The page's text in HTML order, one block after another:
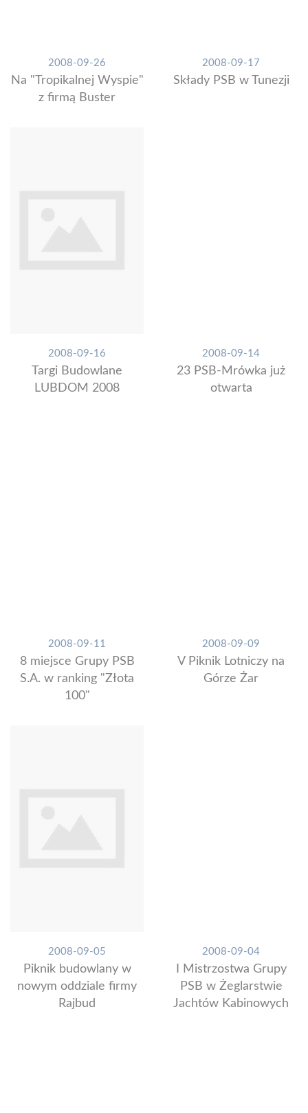
2008-09-26
Na "Tropikalnej Wyspie"
z firmą Buster
2008-09-17
Składy PSB w Tunezji
2008-09-16
Targi Budowlane
LUBDOM 2008
2008-09-14
23 PSB-Mrówka już
otwarta
2008-09-11
8 miejsce Grupy PSB
S.A. w ranking "Złota
100"
2008-09-09
V Piknik Lotniczy na
Górze Żar
2008-09-05
Piknik budowlany w
nowym oddziale firmy
Rajbud
2008-09-04
I Mistrzostwa Grupy
PSB w Żeglarstwie
Jachtów Kabinowych